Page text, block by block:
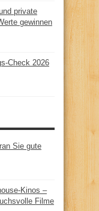
private
gewinnen
Check 2026
Sie gute
Kinos –
Filme